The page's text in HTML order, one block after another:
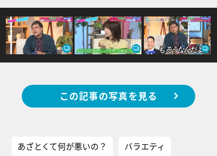
この記事の写真を見る
あざとくて何が悪いの？ バラエティ